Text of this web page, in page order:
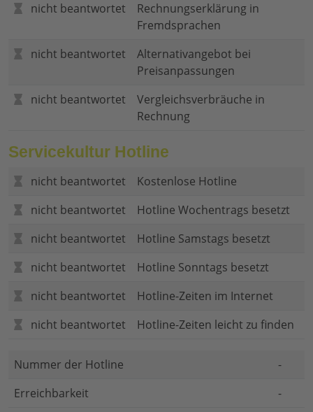
nicht beantwortet
Rechnungserklärung in
Fremdsprachen
nicht beantwortet
Alternativangebot bei
Preisanpassungen
nicht beantwortet
Vergleichsverbräuche in
Rechnung
Servicekultur Hotline
nicht beantwortet
Kostenlose Hotline
nicht beantwortet
Hotline Wochentrags besetzt
nicht beantwortet
Hotline Samstags besetzt
nicht beantwortet
Hotline Sonntags besetzt
nicht beantwortet
Hotline-Zeiten im Internet
nicht beantwortet
Hotline-Zeiten leicht zu finden
Nummer der Hotline
-
Erreichbarkeit
-